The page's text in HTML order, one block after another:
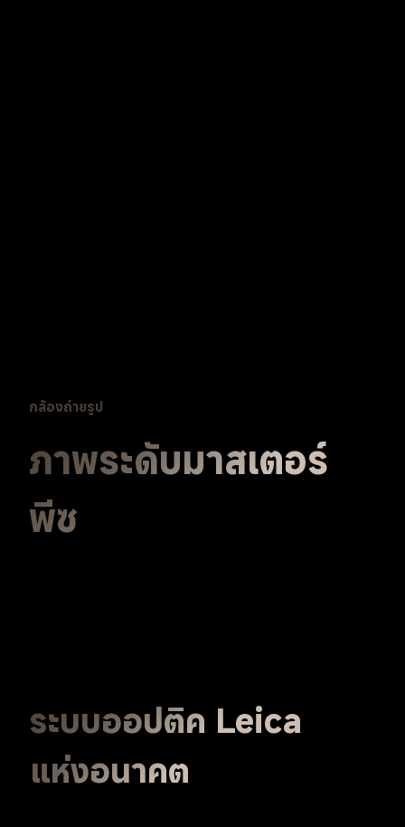
กล้องถ่ายรูป
ภาพระดับมาสเตอร์
พีซ
ระบบออปติค Leica
แห่งอนาคต